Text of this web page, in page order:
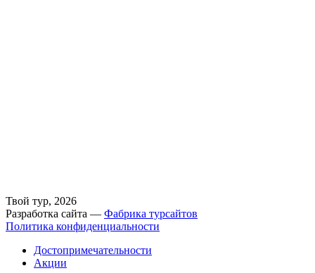
Твой тур, 2026
Разработка сайта — Фабрика турсайтов
Политика конфиденциальности
Достопримечательности
Акции